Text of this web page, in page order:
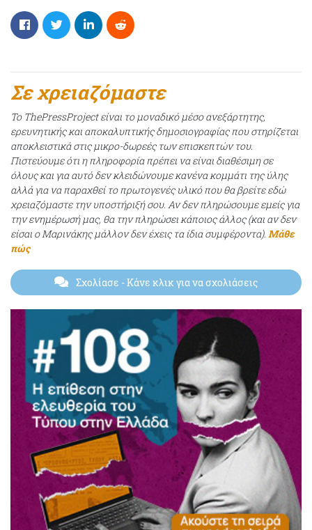
Σε χρειαζόμαστε
Το ThePressProject είναι το μοναδικό μέσο ανεξάρτητης,
ερευνητικής και αποκαλυπτικής δημοσιογραφίας που στηρίζεται
αποκλειστικά στις μικρο-δωρεές των επισκεπτών του.
Πιστεύουμε ότι η πληροφορία πρέπει να είναι διαθέσιμη σε
όλους και για αυτό δεν κλειδώνουμε κανένα κομμάτι της ύλης
αλλά για να παραχθεί το πρωτογενές υλικό που θα βρείτε εδώ
χρειαζόμαστε την υποστήριξή σου. Αν δεν πληρώσουμε εμείς για
την ενημέρωσή μας, θα την πληρώσει κάποιος άλλος (και αν δεν
είσαι ο Μαρινάκης μάλλον δεν έχεις τα ίδια συμφέροντα). Μάθε
πώς
Σχολίασε - Κάνε κλικ για να σχολιάσεις